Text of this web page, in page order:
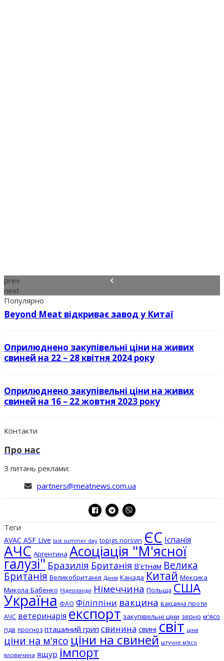
prev
next
Популярно
Beyond Meat відкриває завод у Китаї
Оприлюднено закупівельні ціни на живих
свиней на 22 – 28 квітня 2024 року
Оприлюднено закупівельні ціни на живих
свиней на 16 – 22 жовтня 2023 року
Контакти
Про нас
З питань реклами:
partners@meatnews.com.ua
Теги
AVAC ASF Live last summer day topigs norsvin ЄС Іспанія
АЧС Аргентина Асоціація "М'ясної
галузі" Бразилія Британія В'єтнам Велика
Британія Великобританія Данія Канада Китай Мексика
Микола Бабенко Нідерланди Німеччина Польща США
Україна ФАО Філіппіни вакцина вакцина проти
АЧС ветеринарія експорт закупівельні ціни зерно м'ясо
пдв прогноз пташиний грип свинина свині світ ціни
ціни на м'ясо ціни на свиней штучне м'ясо
яловичина ящур імпорт